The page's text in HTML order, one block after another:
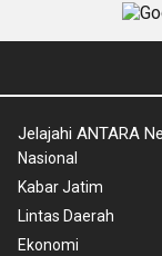
Jelajahi ANTARA
Nasional
Kabar Jatim
Lintas Daerah
Ekonomi